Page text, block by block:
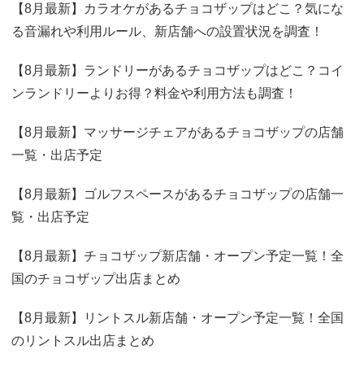
【8月最新】カラオケがあるチョコザップはどこ？気にな
る音漏れや利用ルール、新店舗への設置状況を調査！
【8月最新】ランドリーがあるチョコザップはどこ？コイ
ンランドリーよりお得？料金や利用方法も調査！
【8月最新】マッサージチェアがあるチョコザップの店舗
一覧・出店予定
【8月最新】ゴルフスペースがあるチョコザップの店舗一
覧・出店予定
【8月最新】チョコザップ新店舗・オープン予定一覧！全
国のチョコザップ出店まとめ
【8月最新】リントスル新店舗・オープン予定一覧！全国
のリントスル出店まとめ